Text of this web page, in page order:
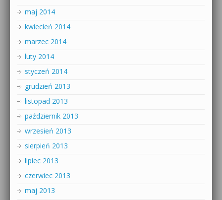
maj 2014
kwiecień 2014
marzec 2014
luty 2014
styczeń 2014
grudzień 2013
listopad 2013
październik 2013
wrzesień 2013
sierpień 2013
lipiec 2013
czerwiec 2013
maj 2013